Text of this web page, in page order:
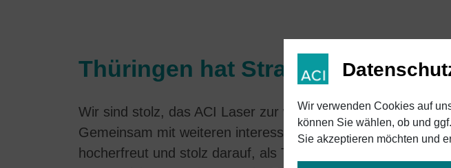
Thüringen hat Strahlkraft
Wir sind stolz, das ACI Laser zur wirtschaftlichen Strahlkraft
Gemeinsam mit weiteren interessanten und erfolgreichen
hocherfreut und stolz darauf, als Thüringer Technologie- und
Wir verwenden Cookies auf
können Sie wählen, ob und
Sie akzeptieren möchten und